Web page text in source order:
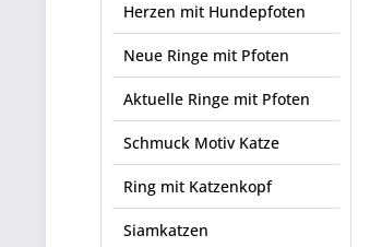
Herzen mit Hundepfoten
Neue Ringe mit Pfoten
Aktuelle Ringe mit Pfoten
Schmuck Motiv Katze
Ring mit Katzenkopf
Siamkatzen